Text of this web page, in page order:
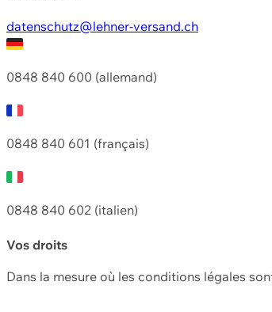
datenschutz@lehner-versand.ch
0848 840 600 (allemand)
0848 840 601 (français)
0848 840 602 (italien)
Vos droits
Dans la mesure où les conditions légales